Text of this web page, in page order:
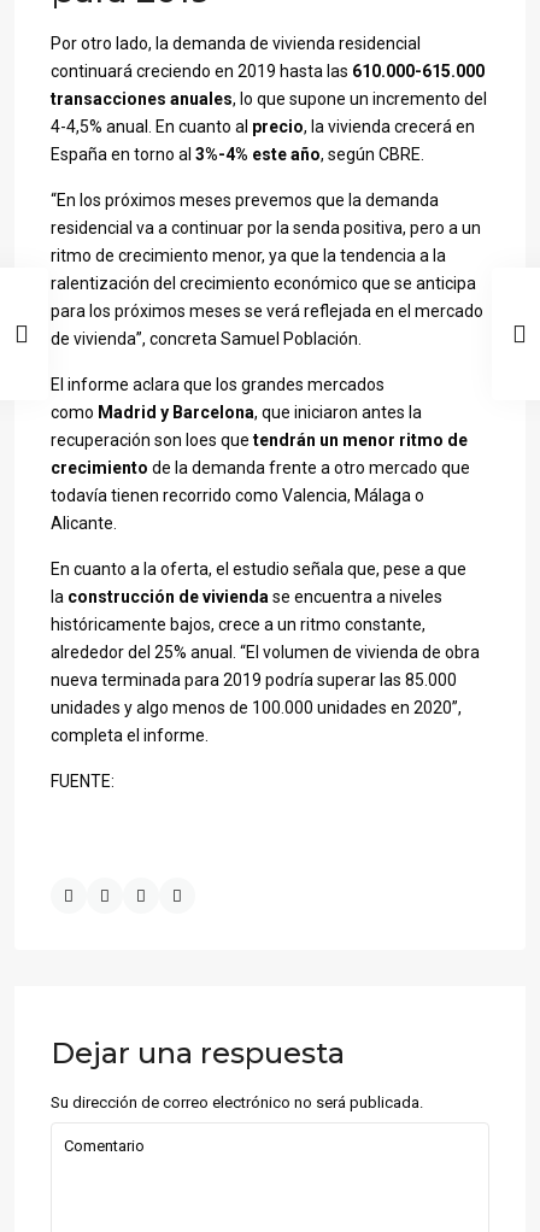
Por otro lado, la demanda de vivienda residencial
continuará creciendo en 2019 hasta las 610.000-615.000
transacciones anuales, lo que supone un incremento del
4-4,5% anual. En cuanto al precio, la vivienda crecerá en
España en torno al 3%-4% este año, según CBRE.
“En los próximos meses prevemos que la demanda
residencial va a continuar por la senda positiva, pero a un
ritmo de crecimiento menor, ya que la tendencia a la
ralentización del crecimiento económico que se anticipa
para los próximos meses se verá reflejada en el mercado
de vivienda”, concreta Samuel Población.
El informe aclara que los grandes mercados
como Madrid y Barcelona, que iniciaron antes la
recuperación son loes que tendrán un menor ritmo de
crecimiento de la demanda frente a otro mercado que
todavía tienen recorrido como Valencia, Málaga o
Alicante.
En cuanto a la oferta, el estudio señala que, pese a que
la construcción de vivienda se encuentra a niveles
históricamente bajos, crece a un ritmo constante,
alrededor del 25% anual. “El volumen de vivienda de obra
nueva terminada para 2019 podría superar las 85.000
unidades y algo menos de 100.000 unidades en 2020”,
completa el informe.
FUENTE:
Dejar una respuesta
Su dirección de correo electrónico no será publicada.